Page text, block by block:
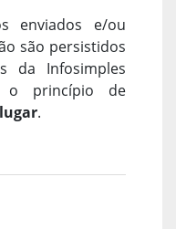
enviados e/ou
são persistidos
da Infosimples
o princípio de
.